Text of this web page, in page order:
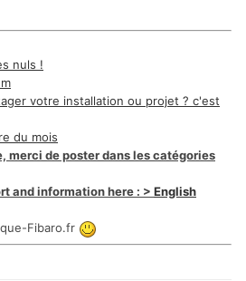
nuls !
votre installation ou projet ? c'est
du mois
merci de poster dans les catégories
and information here : > English
Fibaro.fr